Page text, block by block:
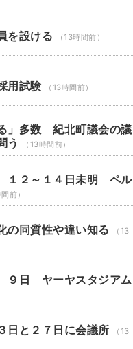
を設ける （13時間前）
用試験 （13時間前）
」多数 紀北町議会の議
う
（13時間前）
１２～１４日未明 ペル
前）
同質性や違い知る
（13
９日 ヤーヤスタジアム
と２７日に会議所
（13